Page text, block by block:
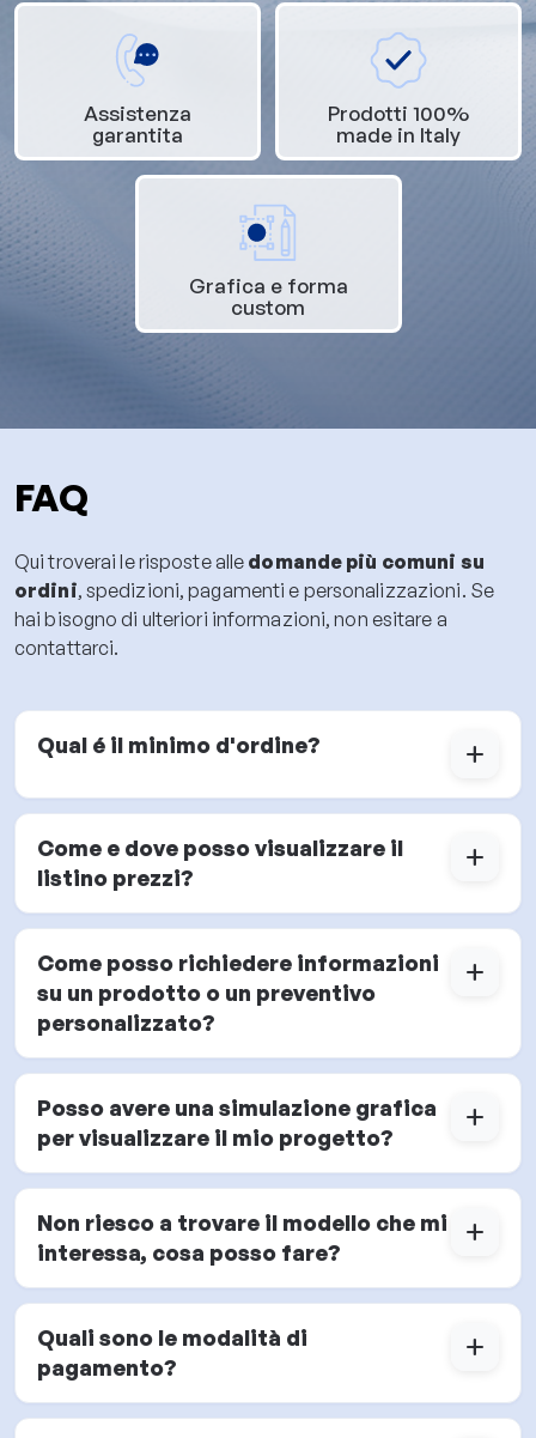
Assistenza
garantita
Prodotti 100%
made in Italy
Grafica e forma
custom
FAQ
Qui troverai le risposte alle domande più comuni su
ordini, spedizioni, pagamenti e personalizzazioni. Se
hai bisogno di ulteriori informazioni, non esitare a
contattarci.
Qual é il minimo d'ordine? add
Come e dove posso visualizzare il
listino prezzi?
add
Come posso richiedere informazioni
su un prodotto o un preventivo
personalizzato?
add
Posso avere una simulazione grafica
per visualizzare il mio progetto?
add
Non riesco a trovare il modello che mi
interessa, cosa posso fare?
add
Quali sono le modalità di
pagamento?
add